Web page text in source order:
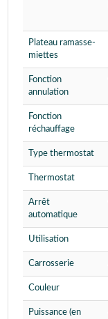
Plateau ramasse-
miettes
Fonction
annulation
Fonction
réchauffage
Type thermostat
Thermostat
Arrêt
automatique
Utilisation
Carrosserie
Couleur
Puissance (en